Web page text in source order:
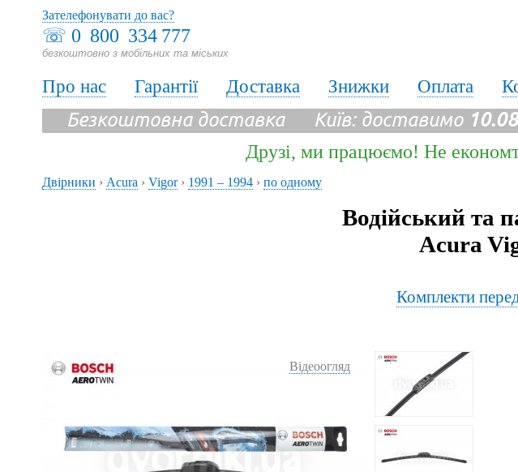
☏ 0 800 334 777
безкоштовно з мобільних та міських
Зателефонувати до вас?
Про нас Гарантії Доставка Знижки Оплата
Безкоштовна доставка Київ: доставимо 10.08
Друзі, ми працюємо! Не
Двірники › Acura › Vigor› 1991 – 1994 › по одному
Водійський та
Acura
Комплекти
Відеоогляд